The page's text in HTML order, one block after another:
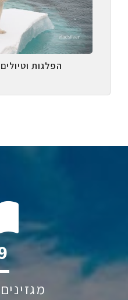
הפלגות